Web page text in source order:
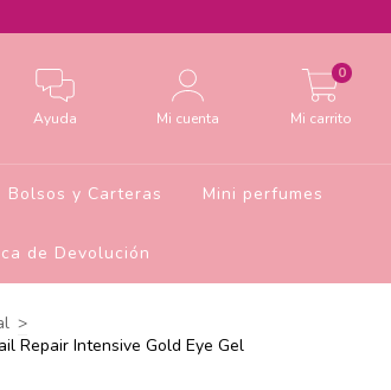
Ayuda Mi cuenta Mi carrito
0
Bolsos y Carteras Mini perfumes
de Devolución
>
Repair Intensive Gold Eye Gel